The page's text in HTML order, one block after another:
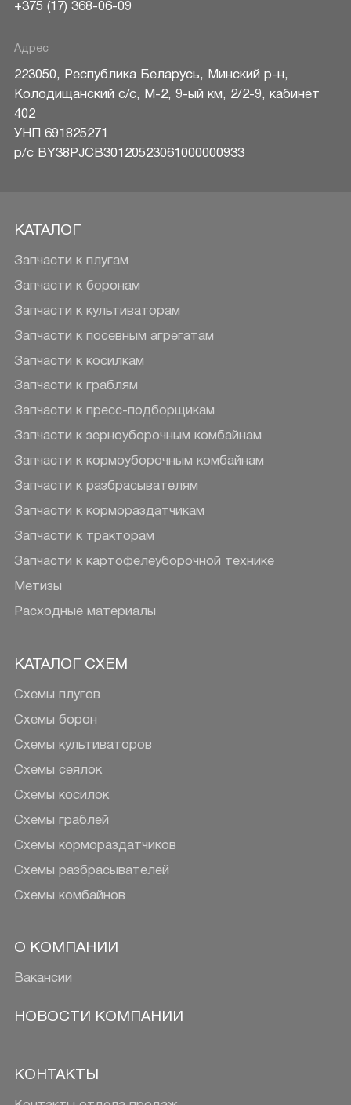
+375 (17) 368-06-09
Адрес
223050, Республика Беларусь, Минский р-н,
Колодищанский с/с, М-2, 9-ый км, 2/2-9, кабинет
402
УНП 691825271
р/c BY38PJCB30120523061000000933
КАТАЛОГ
Запчасти к плугам
Запчасти к боронам
Запчасти к культиваторам
Запчасти к посевным агрегатам
Запчасти к косилкам
Запчасти к граблям
Запчасти к пресс-подборщикам
Запчасти к зерноуборочным комбайнам
Запчасти к кормоуборочным комбайнам
Запчасти к разбрасывателям
Запчасти к кормораздатчикам
Запчасти к тракторам
Запчасти к картофелеуборочной технике
Метизы
Расходные материалы
КАТАЛОГ СХЕМ
Схемы плугов
Схемы борон
Схемы культиваторов
Схемы сеялок
Схемы косилок
Схемы граблей
Схемы кормораздатчиков
Схемы разбрасывателей
Схемы комбайнов
О КОМПАНИИ
Вакансии
НОВОСТИ КОМПАНИИ
КОНТАКТЫ